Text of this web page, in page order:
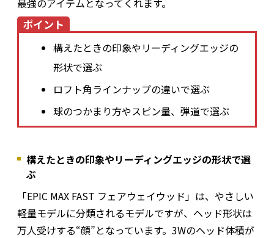
ポイント
構えたときの印象やリーディングエッジの
形状で選ぶ
ロフト角ラインナップの違いで選ぶ
球のつかまり方やスピン量、弾道で選ぶ
構えたときの印象やリーディングエッジの形状で選
ぶ
「EPIC MAX FAST フェアウェイウッド」は、やさしい
軽量モデルに分類されるモデルですが、ヘッド形状は
万人受けする“顔”となっています。3Wのヘッド体積が